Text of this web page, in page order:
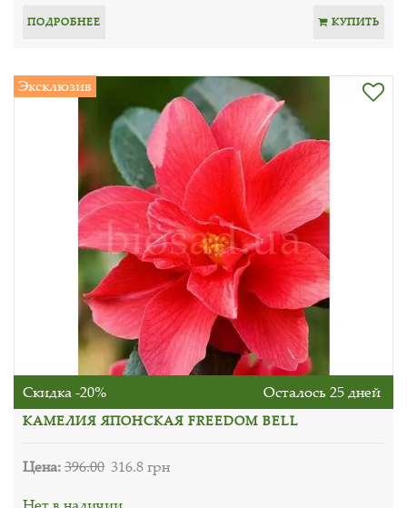
ПОДРОБНЕЕ КУПИТЬ
Эксклюзив
Скидка -20% Осталось 25 дней
КАМЕЛИЯ ЯПОНСКАЯ FREEDOM BELL
Цена:396.00 316.8 грн